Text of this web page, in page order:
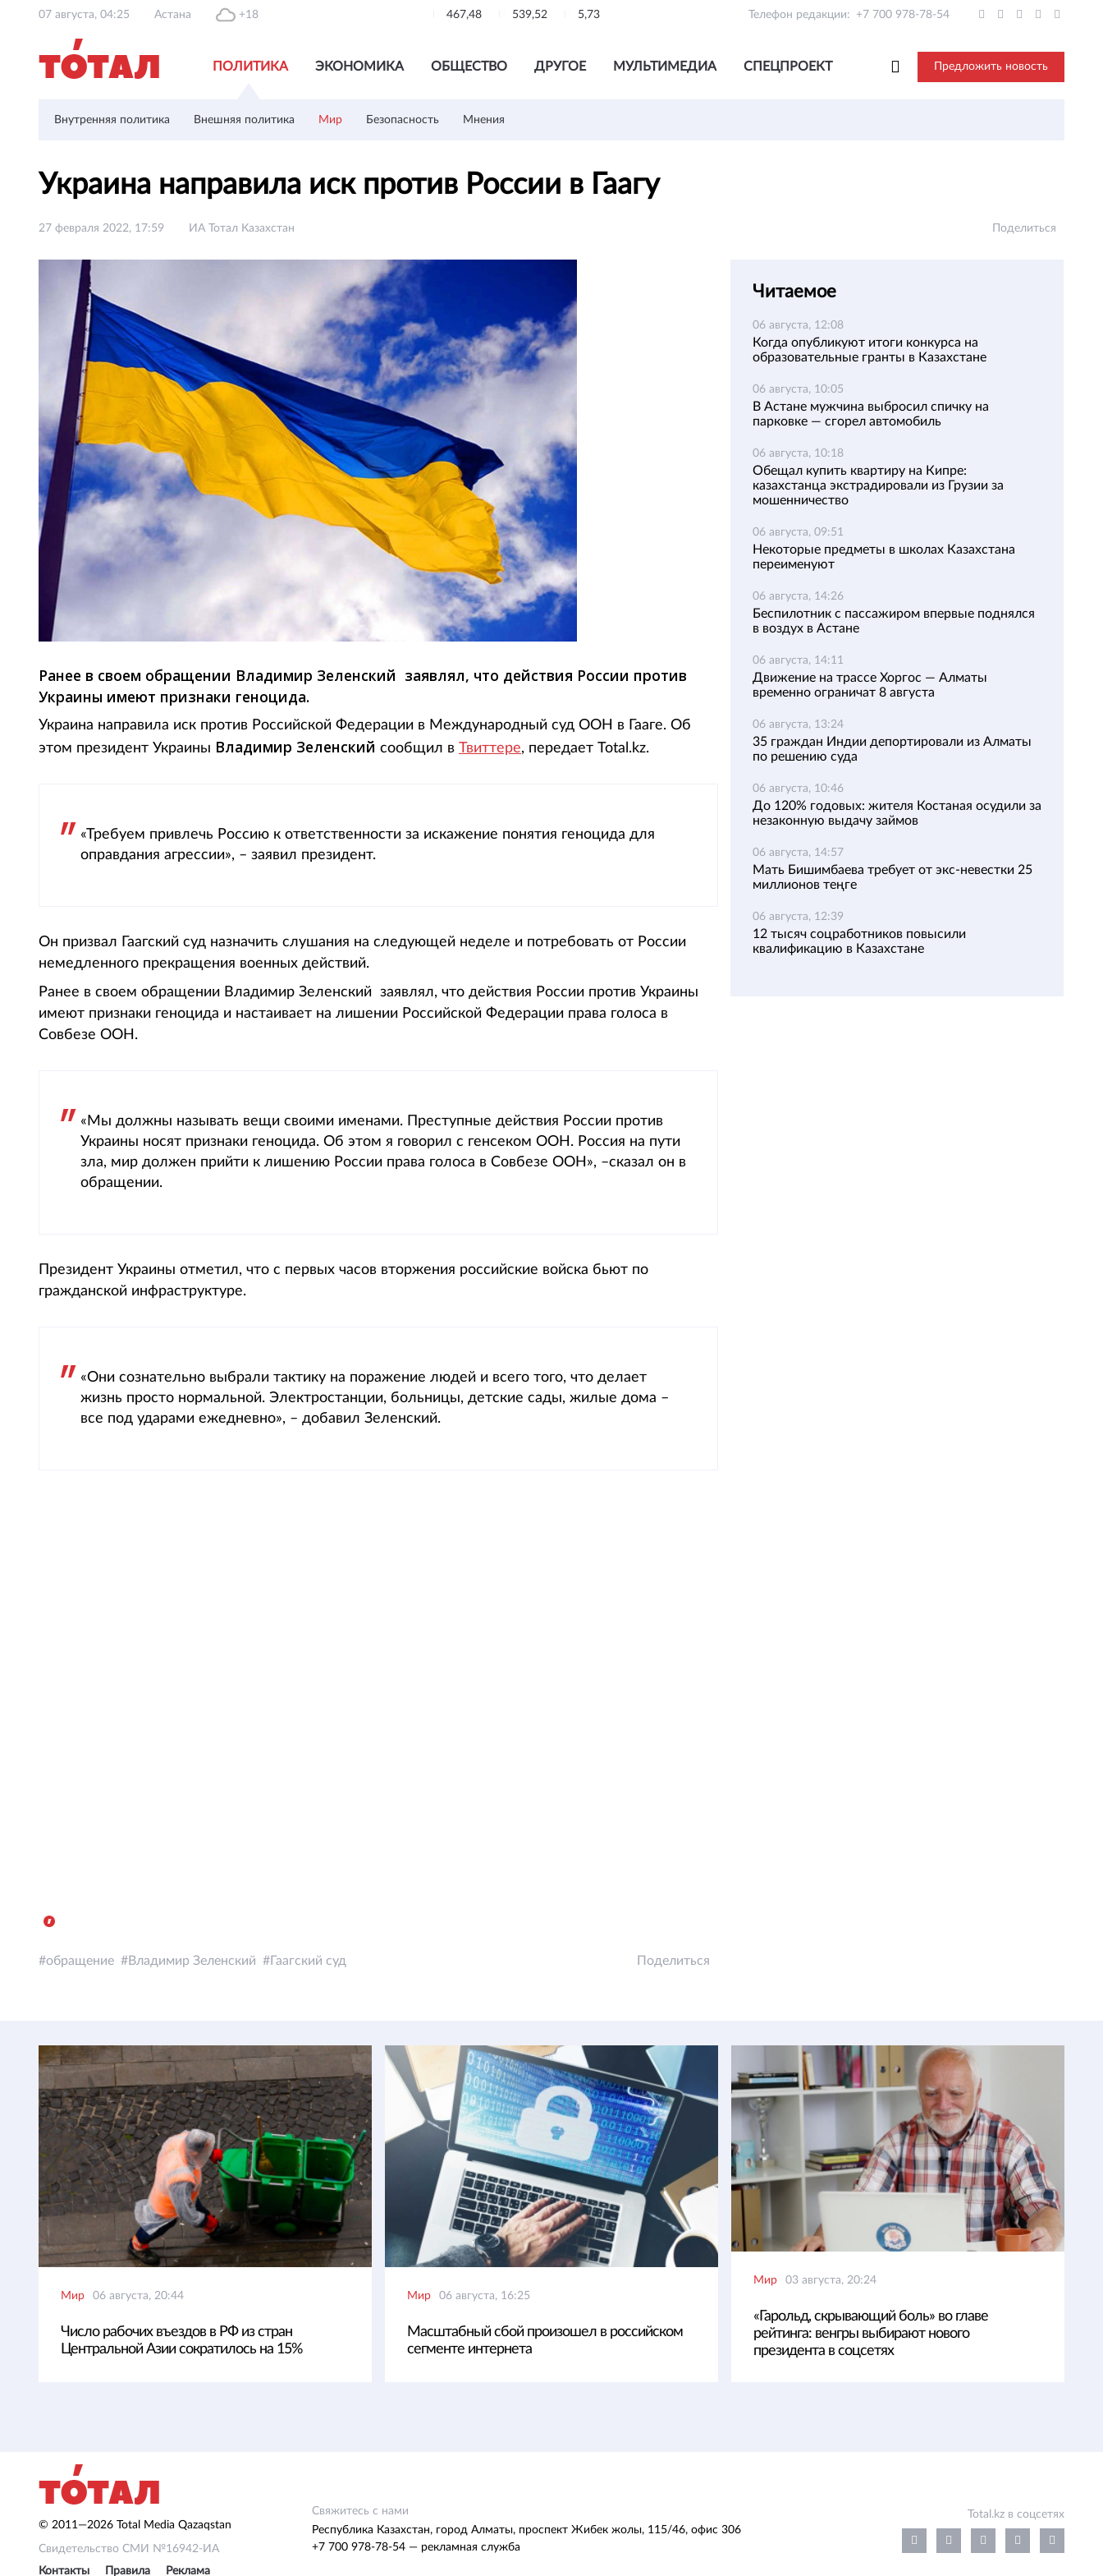
07 августа, 04:25 Астана +18 467,48 539,52 5,73 Телефон редакции: +7 700 978-78-54
ПОЛИТИКА ЭКОНОМИКА ОБЩЕСТВО ДРУГОЕ МУЛЬТИМЕДИА СПЕЦПРОЕКТ Предложить новость
Внутренняя политика Внешняя политика Мир Безопасность Мнения
Украина направила иск против России в Гаагу
27 февраля 2022, 17:59 ИА Тотал Казахстан Поделиться
Ранее в своем обращении Владимир Зеленский заявлял, что действия России против
Украины имеют признаки геноцида.
Украина направила иск против Российской Федерации в Международный суд ООН в Гааге. Об
этом президент Украины Владимир Зеленский сообщил в Твиттере, передает Total.kz.
«Требуем привлечь Россию к ответственности за искажение понятия геноцида для
оправдания агрессии», – заявил президент.
Он призвал Гаагский суд назначить слушания на следующей неделе и потребовать от России
немедленного прекращения военных действий.
Ранее в своем обращении Владимир Зеленский заявлял, что действия России против Украины
имеют признаки геноцида и настаивает на лишении Российской Федерации права голоса в
Совбезе ООН.
«Мы должны называть вещи своими именами. Преступные действия России против
Украины носят признаки геноцида. Об этом я говорил с генсеком ООН. Россия на пути
зла, мир должен прийти к лишению России права голоса в Совбезе ООН», –сказал он в
обращении.
Президент Украины отметил, что с первых часов вторжения российские войска бьют по
гражданской инфраструктуре.
«Они сознательно выбрали тактику на поражение людей и всего того, что делает
жизнь просто нормальной. Электростанции, больницы, детские сады, жилые дома –
все под ударами ежедневно», – добавил Зеленский.
обращение Владимир Зеленский Гаагский суд Поделиться
Читаемое
06 августа, 12:08
Когда опубликуют итоги конкурса на
образовательные гранты в Казахстане
06 августа, 10:05
В Астане мужчина выбросил спичку на
парковке — сгорел автомобиль
06 августа, 10:18
Обещал купить квартиру на Кипре:
казахстанца экстрадировали из Грузии за
мошенничество
06 августа, 09:51
Некоторые предметы в школах Казахстана
переименуют
06 августа, 14:26
Беспилотник с пассажиром впервые поднялся
в воздух в Астане
06 августа, 14:11
Движение на трассе Хоргос — Алматы
временно ограничат 8 августа
06 августа, 13:24
35 граждан Индии депортировали из Алматы
по решению суда
06 августа, 10:46
До 120% годовых: жителя Костаная осудили за
незаконную выдачу займов
06 августа, 14:57
Мать Бишимбаева требует от экс-невестки 25
миллионов теңге
06 августа, 12:39
12 тысяч соцработников повысили
квалификацию в Казахстане
Мир 06 августа, 20:44
Число рабочих въездов в РФ из стран
Центральной Азии сократилось на 15%
Мир 06 августа, 16:25
Масштабный сбой произошел в российском
сегменте интернета
Мир 03 августа, 20:24
«Гарольд, скрывающий боль» во главе
рейтинга: венгры выбирают нового
президента в соцсетях
© 2011—2026 Total Media Qazaqstan
Свидетельство СМИ №16942-ИА
Контакты
Правила Реклама
Свяжитесь с нами
Республика Казахстан, город Алматы, проспект Жибек жолы, 115/46, офис 306
+7 700 978-78-54 — рекламная служба
Total.kz в соцсетях